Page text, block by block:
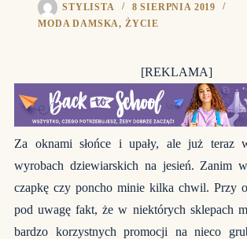
STYLISTA
8 SIERPNIA 2019
MODA DAMSKA, ŻYCIE
[REKLAMA]
Za oknami słońce i upały, ale już teraz
wyrobach dziewiarskich na jesień. Zanim
czapkę czy poncho minie kilka chwil. Przy
pod uwagę fakt, że w niektórych sklepach
bardzo korzystnych promocji na nieco